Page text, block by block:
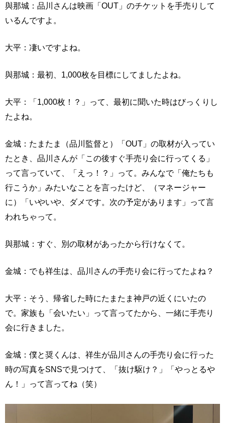
與那城：品川さんは映画「OUT」のチケットを手売りして
いるんですよ。
大平：凄いですよね。
與那城：最初、1,000枚を目標にしてましたよね。
大平：「1,000枚！？」って、最初に聞いた時はびっくりし
たよね。
金城：たまたま（品川監督と）「OUT」の取材が入ってい
たとき、品川さんが「この後すぐ手売り会に行ってくる」
って言っていて、「えっ！？」って。みんなで「俺たちも
行こうか」みたいなことを言ったけど、（マネージャー
に）「いやいや、ダメです。次の予定があります」って言
われちゃって。
與那城：すぐ、別の取材があったから行けなくて。
金城：でも祥生は、品川さんの手売り会に行ってたよね？
大平：そう、帰省した時にたまたま神戸の近くにいたの
で。家族も「会いたい」って言ってたから、一緒に手売り
会に行きました。
金城：僕と奨くんは、祥生が品川さんの手売り会に行った
時の写真をSNSで見つけて、「抜け駆け？」「やっとるや
ん！」って言ってね（笑）